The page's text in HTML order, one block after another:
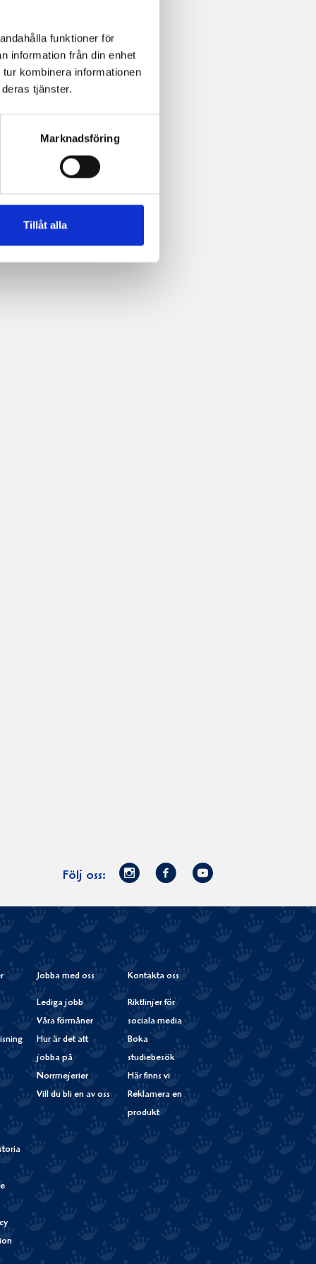
funktioner för
information från din enhet
kombinera informationen
tjänster.
Marknadsföring
Tillåt alla
Följ oss:
Norrmejerier
Instagram
Facebook
Youtube
Jobba med oss
Lediga jobb
Våra förmåner
Hur är det att
jobba på
Norrmejerier
Vill du bli en av oss
Kontakta oss
Riktlinjer för
sociala media
Boka
studiebesök
Här finns vi
Reklamera en
produkt